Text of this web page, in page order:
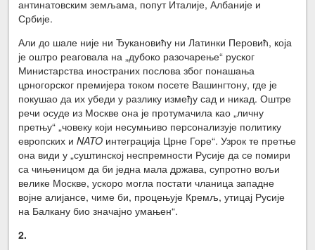
антинатовским земљама, попут Италије, Албаније и
Србије.
Али до шале није ни Ђукановићу ни Латинки Перовић, која
је оштро реаговала на „дубоко разочарење“ руског
Министарства иностраних послова због понашања
црногорског премијера током посете Вашингтону, где је
покушао да их убеди у разлику између сад и никад. Оштре
речи осуде из Москве она је протумачила као „личну
претњу“ „човеку који несумњиво персонализује политику
европских иNATO интеграција Црне Горе“. Узрок те претње
она види у „суштинској неспремности Русије да се помири
са чињеницом да би једна мала држава, супротно вољи
велике Москве, ускоро могла постати чланица западне
војне алијансе, чиме би, процењује Кремљ, утицај Русије
на Балкану био значајно умањен“.
2.